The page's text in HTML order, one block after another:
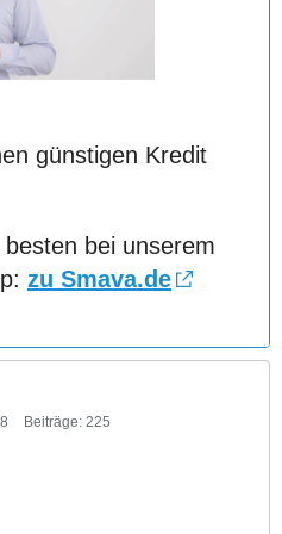
günstigen Kredit
bei unserem
zu Smava.de
Beiträge: 225